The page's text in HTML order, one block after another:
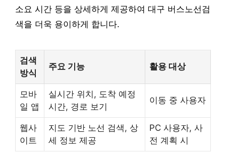
소요 시간 등을 상세하게 제공하여 대구 버스노선검
색을 더욱 용이하게 합니다.
검색
방식
주요 기능 활용 대상
모바
일 앱
실시간 위치, 도착 예정
시간, 경로 보기
이동 중 사용자
웹사
이트
지도 기반 노선 검색, 상
세 정보 제공
PC 사용자, 사
전 계획 시